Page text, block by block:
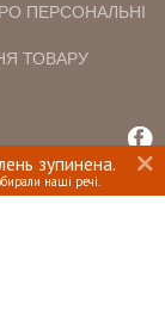
зупинена.
наші речі.
ПЕРСОНАЛЬНІ
ТОВАРУ